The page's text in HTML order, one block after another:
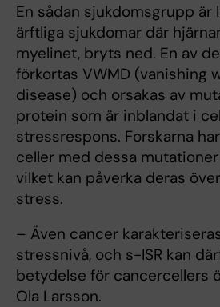
En sådan sjukdomsgrupp
ärftliga sjukdomar där
myelinet, bryts ned. En av
förkortas VWMD (vanishing
disease) och orsakas av
protein som är inblandat i
stressrespons. Forskarna
celler med dessa
vilket kan påverka deras
stress.
– Även cancer
stressnivå, och s-ISR kan
betydelse för cancercellers
Ola Larsson.